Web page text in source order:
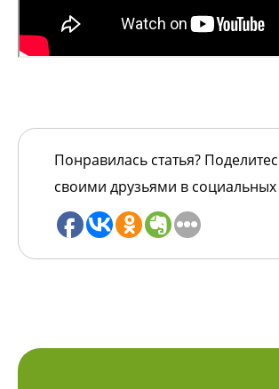
Понравилась статья?
своими друзьями в социальных